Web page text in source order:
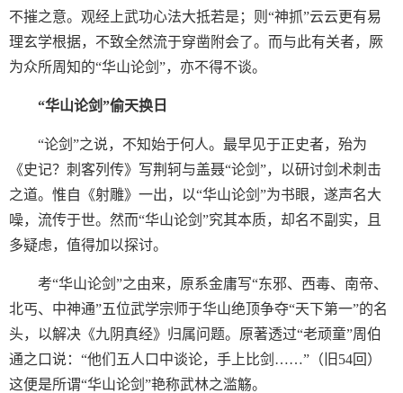
不摧之意。观经上武功心法大抵若是；则“神抓”云云更有易
理玄学根据，不致全然流于穿凿附会了。而与此有关者，厥
为众所周知的“华山论剑”，亦不得不谈。
“华山论剑”偷天换日
“论剑”之说，不知始于何人。最早见于正史者，殆为
《史记？刺客列传》写荆轲与盖聂“论剑”，以研讨剑术刺击
之道。惟自《射雕》一出，以“华山论剑”为书眼，遂声名大
噪，流传于世。然而“华山论剑”究其本质，却名不副实，且
多疑虑，值得加以探讨。
考“华山论剑”之由来，原系金庸写“东邪、西毒、南帝、
北丐、中神通”五位武学宗师于华山绝顶争夺“天下第一”的名
头，以解决《九阴真经》归属问题。原著透过“老顽童”周伯
通之口说：“他们五人口中谈论，手上比剑……”（旧54回）
这便是所谓“华山论剑”艳称武林之滥觞。